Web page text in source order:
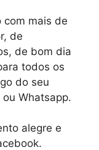
com mais de
de
de bom dia
todos os
do seu
Whatsapp.
alegre e